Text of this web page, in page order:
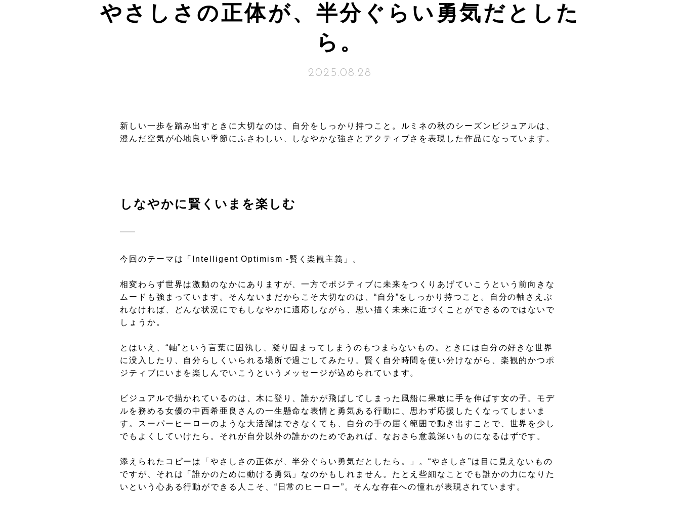
やさしさの正体が、半分ぐらい勇気だとした
ら。
2025.08.28
新しい一歩を踏み出すときに大切なのは、自分をしっかり持つこと。ルミネの秋のシーズンビジュアルは、
澄んだ空気が心地良い季節にふさわしい、しなやかな強さとアクティブさを表現した作品になっています。
しなやかに賢くいまを楽しむ
今回のテーマは「Intelligent Optimism -賢く楽観主義」。
相変わらず世界は激動のなかにありますが、一方でポジティブに未来をつくりあげていこうという前向きな
ムードも強まっています。そんないまだからこそ大切なのは、“自分”をしっかり持つこと。自分の軸さえぶ
れなければ、どんな状況にでもしなやかに適応しながら、思い描く未来に近づくことができるのではないで
しょうか。
とはいえ、“軸”という言葉に固執し、凝り固まってしまうのもつまらないもの。ときには自分の好きな世界
に没入したり、自分らしくいられる場所で過ごしてみたり。賢く自分時間を使い分けながら、楽観的かつポ
ジティブにいまを楽しんでいこうというメッセージが込められています。
ビジュアルで描かれているのは、木に登り、誰かが飛ばしてしまった風船に果敢に手を伸ばす女の子。モデ
ルを務める女優の中西希亜良さんの一生懸命な表情と勇気ある行動に、思わず応援したくなってしまいま
す。スーパーヒーローのような大活躍はできなくても、自分の手の届く範囲で動き出すことで、世界を少し
でもよくしていけたら。それが自分以外の誰かのためであれば、なおさら意義深いものになるはずです。
添えられたコピーは「やさしさの正体が、半分ぐらい勇気だとしたら。」。“やさしさ”は目に見えないもの
ですが、それは「誰かのために動ける勇気」なのかもしれません。たとえ些細なことでも誰かの力になりた
いという心ある行動ができる人こそ、“日常のヒーロー”。そんな存在への憧れが表現されています。